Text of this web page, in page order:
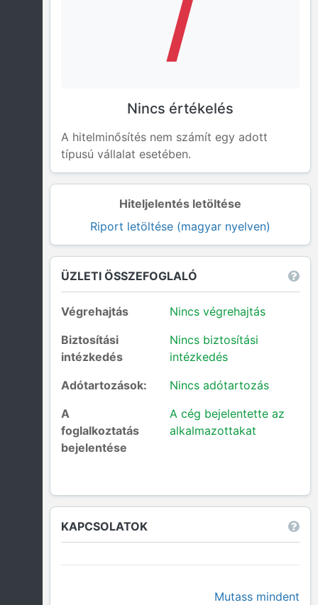
Hiteljelentés letöltése
Riport letöltése (magyar nyelven)
/
Nincs értékelés
A hitelminősítés nem számít egy adott
típusú vállalat esetében.
ÜZLETI ÖSSZEFOGLALÓ
Végrehajtás
Nincs végrehajtás
Biztosítási
intézkedés
Nincs biztosítási
intézkedés
Adótartozások:
Nincs adótartozás
A
foglalkoztatás
bejelentése
A cég bejelentette az
alkalmazottakat
KAPCSOLATOK
Mutass mindent